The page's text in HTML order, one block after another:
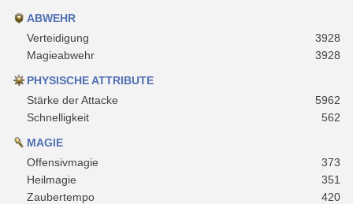
ABWEHR
Verteidigung
3928
Magieabwehr
3928
PHYSISCHE ATTRIBUTE
Stärke der Attacke
5962
Schnelligkeit
562
MAGIE
Offensivmagie
373
Heilmagie
351
Zaubertempo
420